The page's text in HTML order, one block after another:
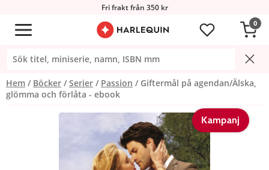
Fri frakt från 350 kr
0
Hem Böcker Serier Passion
Giftermål på agendan/Älska,
glömma och förlåta - ebook
Kampanj